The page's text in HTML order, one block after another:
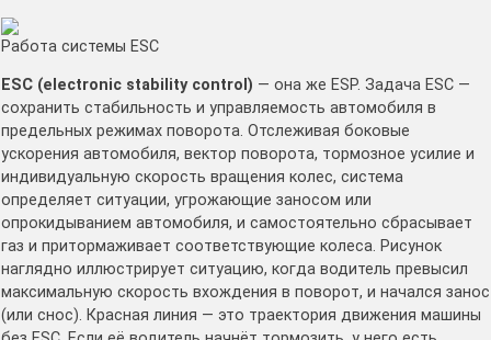
Работа системы ESC
ESC (electronic stability control) — она же ESP. Задача ESC —
сохранить стабильность и управляемость автомобиля в
предельных режимах поворота. Отслеживая боковые
ускорения автомобиля, вектор поворота, тормозное усилие и
индивидуальную скорость вращения колес, система
определяет ситуации, угрожающие заносом или
опрокидыванием автомобиля, и самостоятельно сбрасывает
газ и притормаживает соответствующие колеса. Рисунок
наглядно иллюстрирует ситуацию, когда водитель превысил
максимальную скорость вхождения в поворот, и начался занос
(или снос). Красная линия — это траектория движения машины